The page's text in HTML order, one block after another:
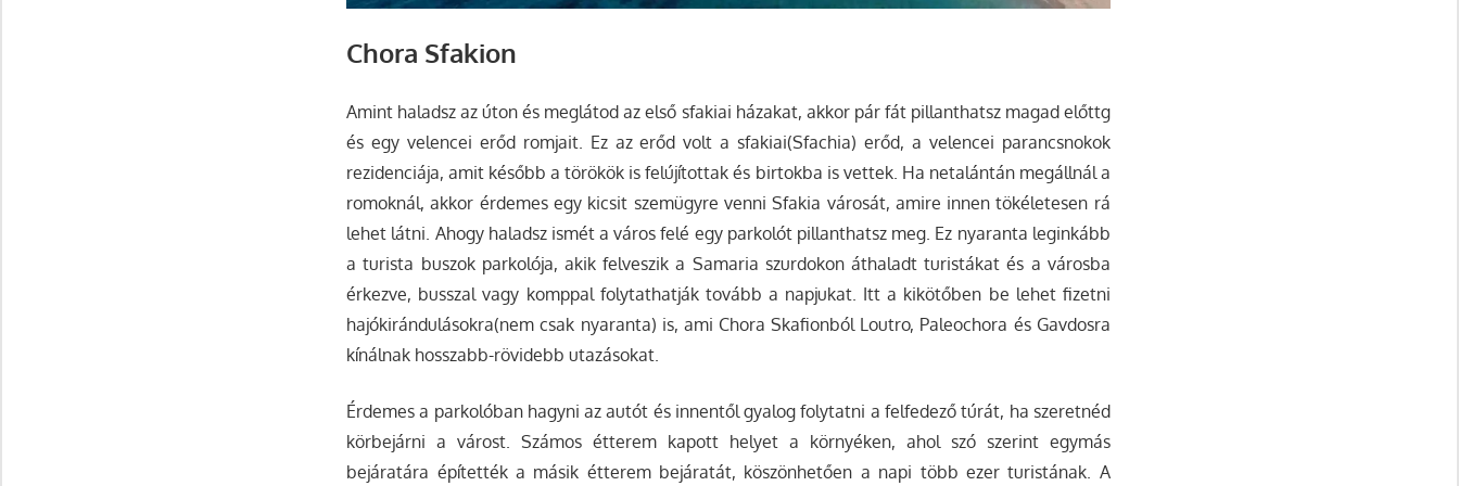
Chora Sfakion
Amint haladsz az úton és meglátod az első sfakiai házakat, akkor pár fát pillanthatsz magad előttg
és egy velencei erőd romjait. Ez az erőd volt a sfakiai(Sfachia) erőd, a velencei parancsnokok
rezidenciája, amit később a törökök is felújítottak és birtokba is vettek. Ha netalántán megállnál a
romoknál, akkor érdemes egy kicsit szemügyre venni Sfakia városát, amire innen tökéletesen rá
lehet látni. Ahogy haladsz ismét a város felé egy parkolót pillanthatsz meg. Ez nyaranta leginkább
a turista buszok parkolója, akik felveszik a Samaria szurdokon áthaladt turistákat és a városba
érkezve, busszal vagy komppal folytathatják tovább a napjukat. Itt a kikötőben be lehet fizetni
hajókirándulásokra(nem csak nyaranta) is, ami Chora Skafionból Loutro, Paleochora és Gavdosra
kínálnak hosszabb-rövidebb utazásokat.
Érdemes a parkolóban hagyni az autót és innentől gyalog folytatni a felfedező túrát, ha szeretnéd
körbejárni a várost. Számos étterem kapott helyet a környéken, ahol szó szerint egymás
bejáratára építették a másik étterem bejáratát, köszönhetően a napi több ezer turistának. A